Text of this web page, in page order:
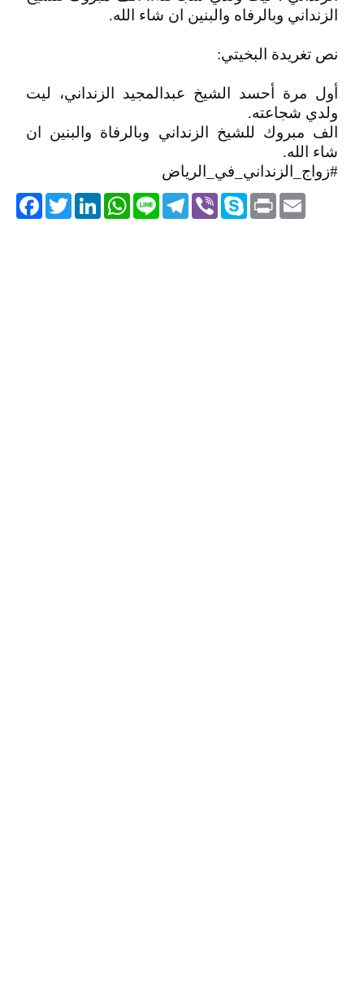
الزنداني وبالرفاه والبنين ان شاء الله.
نص تغريدة البخيتي:
أول مرة أحسد الشيخ عبدالمجيد الزنداني، ليت
ولدي شجاعته.
الف مبروك للشيخ الزنداني وبالرفاة والبنين ان
شاء الله.
#زواج_الزنداني_في_الرياض
TwitterLinkedIn
WhatsApp Line
Telegram ViberSkype PrintEmail